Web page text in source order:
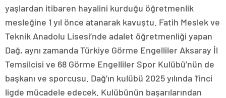
yaşlardan itibaren hayalini kurduğu öğretmenlik
mesleğine 1 yıl önce atanarak kavuştu. Fatih Meslek ve
Teknik Anadolu Lisesi’nde adalet öğretmenliği yapan
Dağ, aynı zamanda Türkiye Görme Engelliler Aksaray İl
Temsilcisi ve 68 Görme Engelliler Spor Kulübü’nün de
başkanı ve sporcusu. Dağ’ın kulübü 2025 yılında 1’inci
ligde mücadele edecek. Kulübünün başarılarından